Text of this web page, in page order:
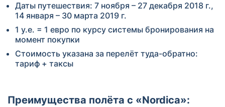
Даты путешествия: 7 ноября – 27 декабря 2018 г.,
14 января – 30 марта 2019 г.
1 у.е. = 1 евро по курсу системы бронирования на
момент покупки
Стоимость указана за перелёт туда-обратно:
тариф + таксы
Преимущества полёта с «Nordica»: